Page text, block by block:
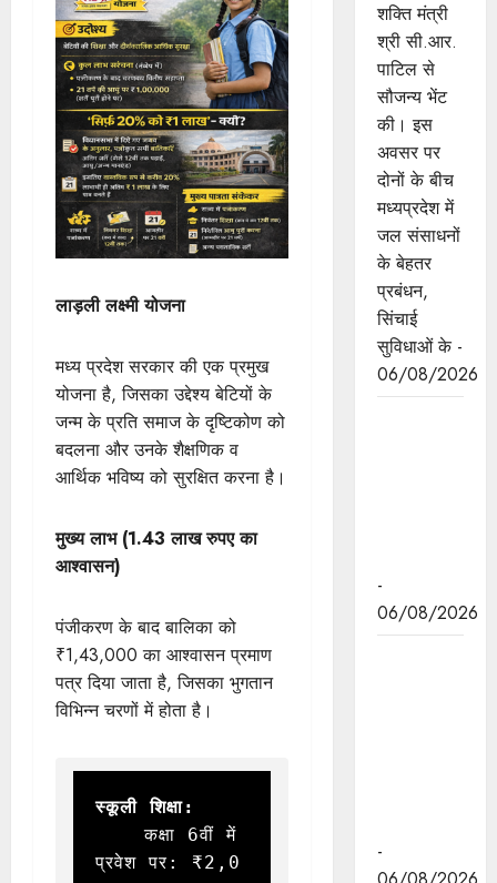
लाड़ली लक्ष्मी योजना
मध्य प्रदेश सरकार की एक प्रमुख
योजना है, जिसका उद्देश्य बेटियों के
जन्म के प्रति समाज के दृष्टिकोण को
बदलना और उनके शैक्षणिक व
आर्थिक भविष्य को सुरक्षित करना है।
मुख्य लाभ (1.43 लाख रुपए का
आश्वासन)
पंजीकरण के बाद बालिका को
₹1,43,000 का आश्वासन प्रमाण
पत्र दिया जाता है, जिसका भुगतान
विभिन्न चरणों में होता है।
स्कूली शिक्षा:
    कक्षा 6वीं में
प्रवेश पर: ₹2,0
शक्ति मंत्री
श्री सी.आर.
पाटिल से
सौजन्य भेंट
की। इस
अवसर पर
दोनों के बीच
मध्यप्रदेश में
जल संसाधनों
के बेहतर
प्रबंधन,
सिंचाई
सुविधाओं के -
06/08/2026
-
06/08/2026
-